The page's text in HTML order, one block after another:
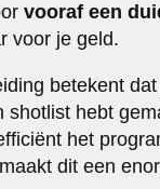
vooraf een
voor je geld.
betekent
shotlist hebt
het
dit een